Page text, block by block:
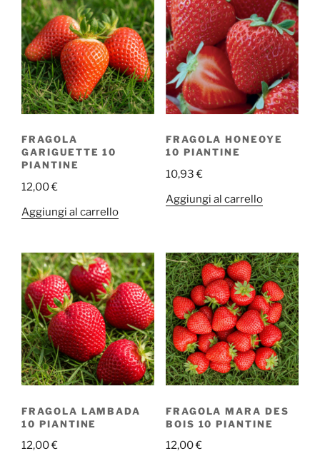
FRAGOLA
GARIGUETTE 10
PIANTINE
12,00€
Aggiungi al carrello
FRAGOLA HONEOYE
10 PIANTINE
10,93€
Aggiungi al carrello
FRAGOLA LAMBADA
10 PIANTINE
12,00€
FRAGOLA MARA DES
BOIS 10 PIANTINE
12,00€